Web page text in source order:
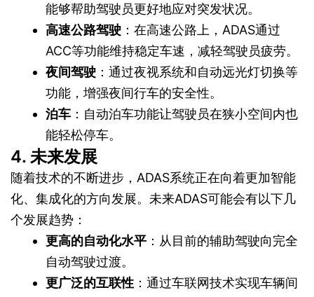
能够帮助驾驶员更好地应对突发状况。
高速公路驾驶 ：在高速公路上，ADAS通过
ACC等功能维持稳定车速，减轻驾驶员疲劳。
夜间驾驶 ：通过夜视系统和自动远光灯切换等
功能，增强夜间行车的安全性。
泊车 ：自动泊车功能让驾驶员在狭小空间内也
能轻松停车。
4. 未来发展
随着技术的不断进步，ADAS系统正在向着更加智能
化、集成化的方向发展。未来ADAS可能会有以下几
个发展趋势：
更高的自动化水平 ：从目前的辅助驾驶向完全
自动驾驶过渡。
更广泛的互联性 ：通过车联网技术实现车辆间